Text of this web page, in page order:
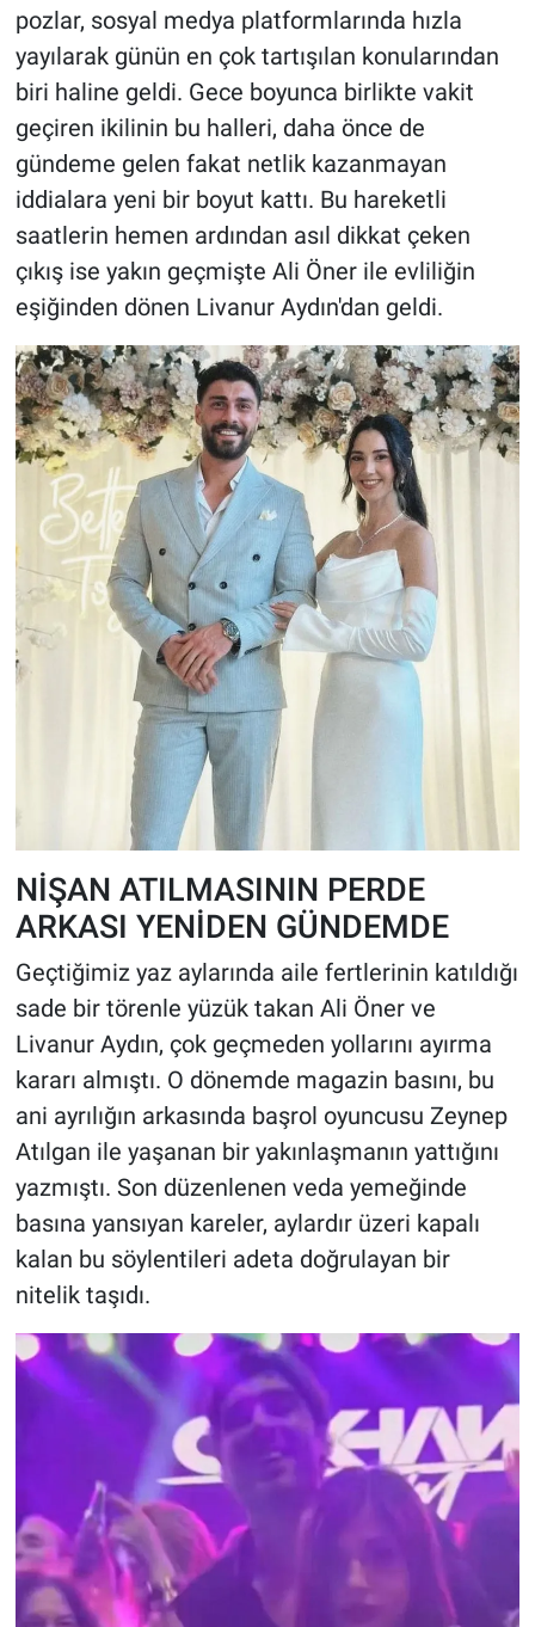
pozlar, sosyal medya platformlarında hızla
yayılarak günün en çok tartışılan konularından
biri haline geldi. Gece boyunca birlikte vakit
geçiren ikilinin bu halleri, daha önce de
gündeme gelen fakat netlik kazanmayan
iddialara yeni bir boyut kattı. Bu hareketli
saatlerin hemen ardından asıl dikkat çeken
çıkış ise yakın geçmişte Ali Öner ile evliliğin
eşiğinden dönen Livanur Aydın'dan geldi.
NİŞAN ATILMASININ PERDE
ARKASI YENİDEN GÜNDEMDE
Geçtiğimiz yaz aylarında aile fertlerinin katıldığı
sade bir törenle yüzük takan Ali Öner ve
Livanur Aydın, çok geçmeden yollarını ayırma
kararı almıştı. O dönemde magazin basını, bu
ani ayrılığın arkasında başrol oyuncusu Zeynep
Atılgan ile yaşanan bir yakınlaşmanın yattığını
yazmıştı. Son düzenlenen veda yemeğinde
basına yansıyan kareler, aylardır üzeri kapalı
kalan bu söylentileri adeta doğrulayan bir
nitelik taşıdı.